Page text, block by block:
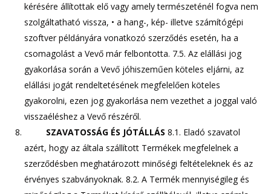
kérésére állítottak elő vagy amely természeténél fogva nem
szolgáltatható vissza, • a hang-, kép- illetve számítógépi
szoftver példányára vonatkozó szerződés esetén, ha a
csomagolást a Vevő már felbontotta. 7.5. Az elállási jog
gyakorlása során a Vevő jóhiszeműen köteles eljárni, az
elállási jogát rendeltetésének megfelelően köteles
gyakorolni, ezen jog gyakorlása nem vezethet a joggal való
visszaéléshez a Vevő részéről.
SZAVATOSSÁG ÉS JÓTÁLLÁS 8.1. Eladó szavatol
azért, hogy az általa szállított Termékek megfelelnek a
szerződésben meghatározott minőségi feltételeknek és az
érvényes szabványoknak. 8.2. A Termék mennyiségileg és